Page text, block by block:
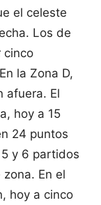
el celeste
Los de
cinco
la Zona D,
afuera. El
hoy a 15
24 puntos
y 6 partidos
En el
hoy a cinco